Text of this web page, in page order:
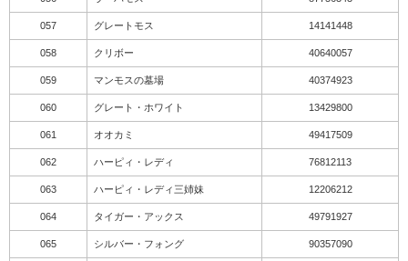
057 グレートモス 14141448
058 クリボー 40640057
059 マンモスの墓場 40374923
060 グレート・ホワイト 13429800
061 オオカミ 49417509
062 ハーピィ・レディ 76812113
063 ハーピィ・レディ三姉妹 12206212
064 タイガー・アックス 49791927
065 シルバー・フォング 90357090